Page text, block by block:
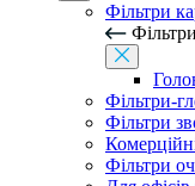
Фільтри
Фільтри-
Фільтри
Фільтри